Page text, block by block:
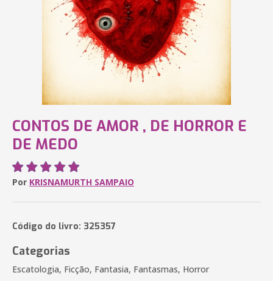
CONTOS DE AMOR , DE HORROR E
DE MEDO
Por KRISNAMURTH SAMPAIO
Código do livro: 325357
Categorias
Escatologia, Ficção, Fantasia, Fantasmas, Horror